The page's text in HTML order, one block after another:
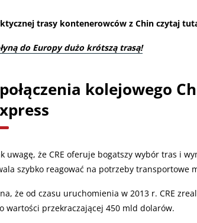
trasy kontenerowców z Chin czytaj
do Europy dużo krótszą trasą!
kolejowego
uwagę, że CRE oferuje bogatszy wybór tras i
szybko reagować na potrzeby transportowe
że od czasu uruchomienia w 2013 r. CRE
wartości przekraczającej 450 mld dolarów.